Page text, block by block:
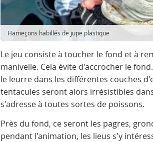
Hameçons habillés de jupe plastique
Le jeu consiste à toucher le fond et à
manivelle. Cela évite d'accrocher le
le leurre dans les différentes couches
tentacules seront alors irrésistibles
s'adresse à toutes sortes de poissons.
Près du fond, ce seront les pagres,
pendant l'animation, les lieus s'y